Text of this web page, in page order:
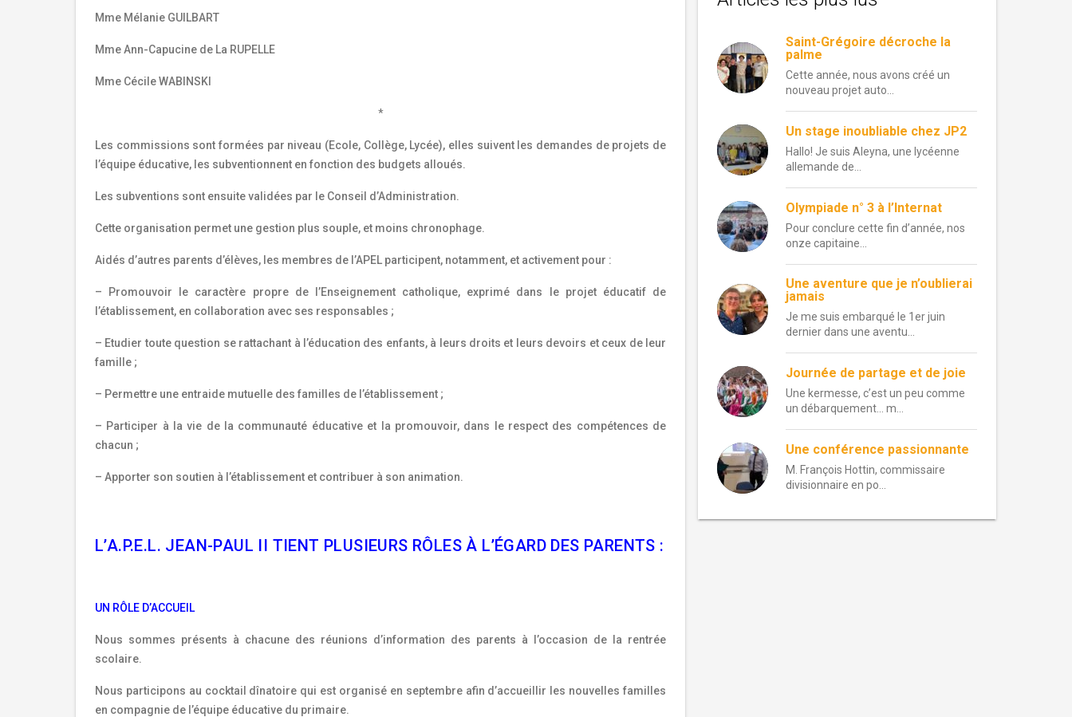
Mme Mélanie GUILBART
Mme Ann-Capucine de La RUPELLE
Mme Cécile WABINSKI
*
Les commissions sont formées par niveau (Ecole, Collège, Lycée), elles suivent les demandes de projets de
l’équipe éducative, les subventionnent en fonction des budgets alloués.
Les subventions sont ensuite validées par le Conseil d’Administration.
Cette organisation permet une gestion plus souple, et moins chronophage.
Aidés d’autres parents d’élèves, les membres de l’APEL participent, notamment, et activement pour :
– Promouvoir le caractère propre de l’Enseignement catholique, exprimé dans le projet éducatif de
l’établissement, en collaboration avec ses responsables ;
– Etudier toute question se rattachant à l’éducation des enfants, à leurs droits et leurs devoirs et ceux de leur
famille ;
– Permettre une entraide mutuelle des familles de l’établissement ;
– Participer à la vie de la communauté éducative et la promouvoir, dans le respect des compétences de
chacun ;
– Apporter son soutien à l’établissement et contribuer à son animation.
L’A.P.E.L. JEAN-PAUL II TIENT PLUSIEURS RÔLES À L’ÉGARD DES PARENTS :
UN RÔLE D’ACCUEIL
Nous sommes présents à chacune des réunions d’information des parents à l’occasion de la rentrée
scolaire.
Nous participons au cocktail dînatoire qui est organisé en septembre afin d’accueillir les nouvelles familles
en compagnie de l’équipe éducative du primaire.
Saint-Grégoire décroche la
palme
Cette année, nous avons créé un
nouveau projet auto...
Un stage inoubliable chez JP2
Hallo! Je suis Aleyna, une lycéenne
allemande de...
Olympiade n° 3 à l’Internat
Pour conclure cette fin d’année, nos
onze capitaine...
Une aventure que je n’oublierai
jamais
Je me suis embarqué le 1er juin
dernier dans une aventu...
Journée de partage et de joie
Une kermesse, c’est un peu comme
un débarquement… m...
Une conférence passionnante
M. François Hottin, commissaire
divisionnaire en po...